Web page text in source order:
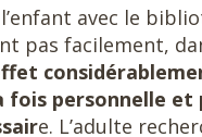
avec le
pas facilement,
fois personnelle et
e. L’adulte